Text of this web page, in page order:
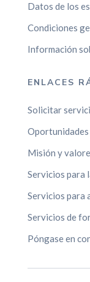
Datos de los
Condiciones
Información
ENLACES
Solicitar
Oportunidades
Misión y
Servicios para
Servicios para
Servicios de
Póngase en